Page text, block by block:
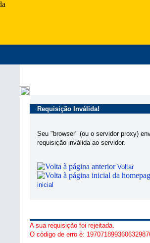
Requisição Inválida!
Seu "browser" (ou o servidor proxy)
requisição inválida ao servidor.
Voltar
inicial
A sua requisição foi rejeitada.
O código de erro é: